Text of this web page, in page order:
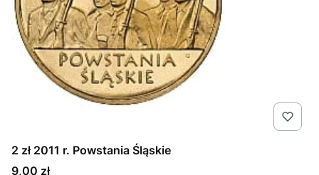
2 zł 2011 r. Powstania Śląskie
Cena
9,00 zł